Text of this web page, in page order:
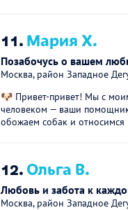
11.Мария Х.
Позабочусь о вашем
Москва, район Западное
🐶 Привет-привет! Мы с
человеком — ваши
обожаем собак и
12.Ольга В.
Любовь и забота к
Москва, район Западное